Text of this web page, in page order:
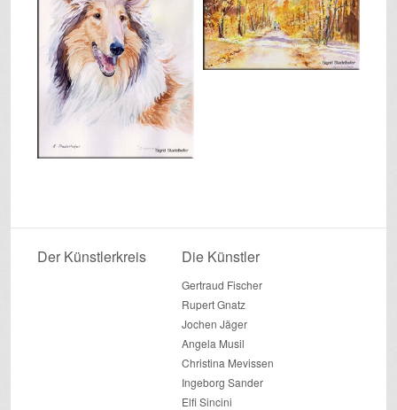
Der Künstlerkreis Die Künstler
Gertraud Fischer
Rupert Gnatz
Jochen Jäger
Angela Musil
Christina Mevissen
Ingeborg Sander
Elfi Sincini